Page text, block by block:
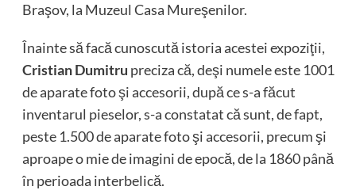
Braşov, la Muzeul Casa Mureşenilor.
Înainte să facă cunoscută istoria acestei expoziţii,
Cristian Dumitru preciza că, deşi numele este 1001
de aparate foto şi accesorii, după ce s-a făcut
inventarul pieselor, s-a constatat că sunt, de fapt,
peste 1.500 de aparate foto şi accesorii, precum şi
aproape o mie de imagini de epocă, de la 1860 până
în perioada interbelică.